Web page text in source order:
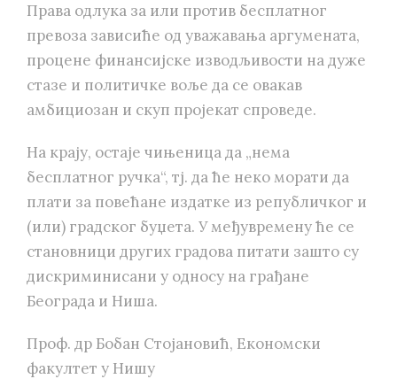
Права одлука за или против бесплатног
превоза зависиће од уважавања аргумената,
процене финансијске изводљивости на дуже
стазе и политичке воље да се овакав
амбициозан и скуп пројекат спроведе.
На крају, остаје чињеница да „нема
бесплатног ручка“, тј. да ће неко морати да
плати за повећане издатке из републичког и
(или) градског буџета. У међувремену ће се
становници других градова питати зашто су
дискриминисани у односу на грађане
Београда и Ниша.
Проф. др Бобан Стојановић, Економски
факултет у Нишу